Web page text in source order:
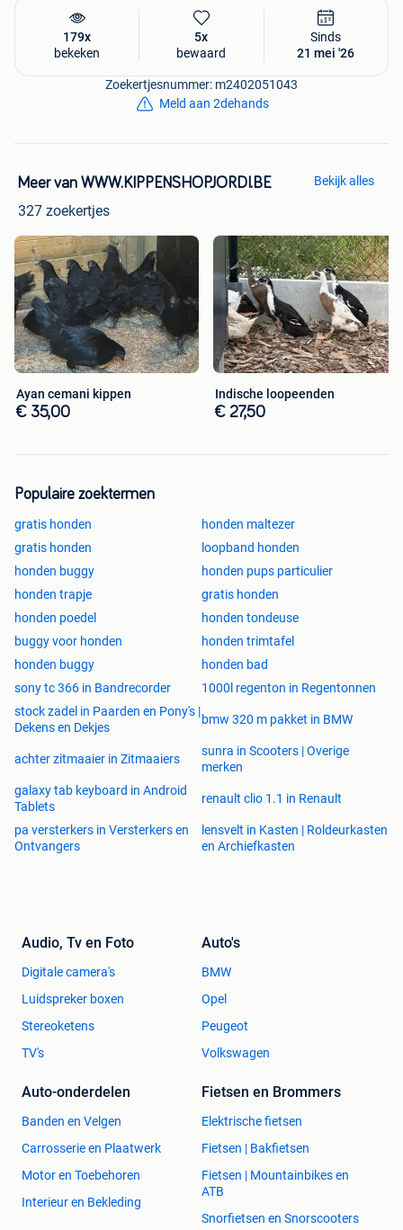
179x
bekeken
5x
bewaard
Sinds
21 mei '26
Zoekertjesnummer: m2402051043
Meld aan 2dehands
Meer van WWW.KIPPENSHOPJORDI.BE
327 zoekertjes
Bekijk alles
Ayan cemani kippen
€ 35,00
Indische loopeenden
€ 27,50
Populaire zoektermen
gratis honden
honden maltezer
gratis honden
loopband honden
honden buggy
honden pups particulier
honden trapje
gratis honden
honden poedel
honden tondeuse
buggy voor honden
honden trimtafel
honden buggy
honden bad
sony tc 366 in Bandrecorder
1000l regenton in Regentonnen
stock zadel in Paarden en Pony's |
Dekens en Dekjes
bmw 320 m pakket in BMW
achter zitmaaier in Zitmaaiers
sunra in Scooters | Overige
merken
galaxy tab keyboard in Android
Tablets
renault clio 1.1 in Renault
pa versterkers in Versterkers en
Ontvangers
lensvelt in Kasten | Roldeurkasten
en Archiefkasten
Audio, Tv en Foto
Digitale camera's
Luidspreker boxen
Stereoketens
TV's
Auto's
BMW
Opel
Peugeot
Volkswagen
Auto-onderdelen
Banden en Velgen
Carrosserie en Plaatwerk
Motor en Toebehoren
Interieur en Bekleding
Fietsen en Brommers
Elektrische fietsen
Fietsen | Bakfietsen
Fietsen | Mountainbikes en
ATB
Snorfietsen en Snorscooters